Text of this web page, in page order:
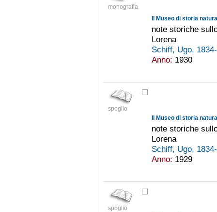
monografia
note storiche
Lorena
Schiff, Ugo,
Anno: 1930
spoglio
note storiche
Lorena
Schiff, Ugo,
Anno: 1929
spoglio